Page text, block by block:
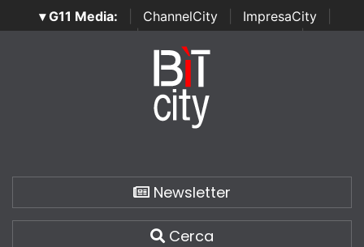
▾ G11 Media: ChannelCity ImpresaCity
SecurityOpenLab | Italian Channel Awards | Italian
Italian Security Awards
Newsletter
Cerca